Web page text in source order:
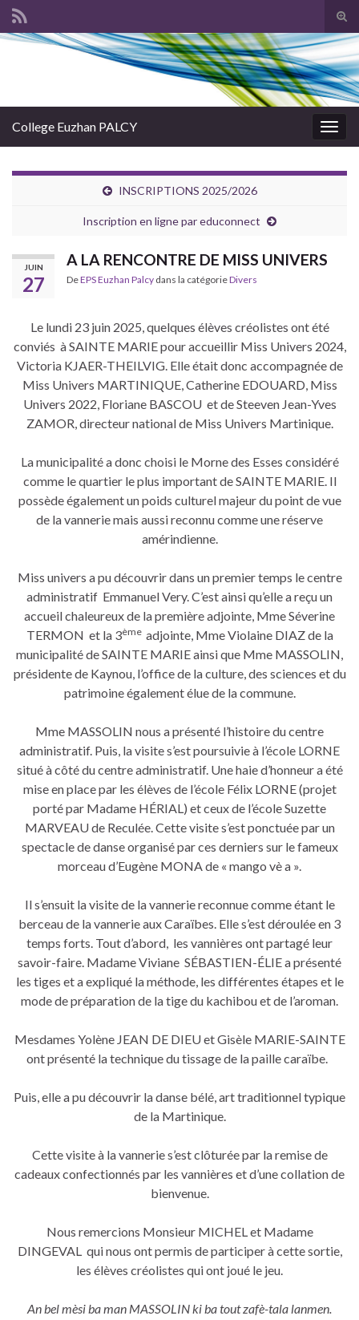
Search for:
College Euzhan PALCY
INSCRIPTIONS 2025/2026
Inscription en ligne par educonnect
JUIN
27
A LA RENCONTRE DE MISS UNIVERS
DeEPS Euzhan Palcy dans la catégorieDivers
Le lundi 23 juin 2025, quelques élèves créolistes ont été
conviés à SAINTE MARIE pour accueillir Miss Univers 2024,
Victoria KJAER-THEILVIG. Elle était donc accompagnée de
Miss Univers MARTINIQUE, Catherine EDOUARD, Miss
Univers 2022, Floriane BASCOU et de Steeven Jean-Yves
ZAMOR, directeur national de Miss Univers Martinique.
La municipalité a donc choisi le Morne des Esses considéré
comme le quartier le plus important de SAINTE MARIE. Il
possède également un poids culturel majeur du point de vue
de la vannerie mais aussi reconnu comme une réserve
amérindienne.
Miss univers a pu découvrir dans un premier temps le centre
administratif Emmanuel Very. C’est ainsi qu’elle a reçu un
accueil chaleureux de la première adjointe, Mme Séverine
TERMON et la 3ème adjointe, Mme Violaine DIAZ de la
municipalité de SAINTE MARIE ainsi que Mme MASSOLIN,
présidente de Kaynou, l’office de la culture, des sciences et du
patrimoine également élue de la commune.
Mme MASSOLIN nous a présenté l’histoire du centre
administratif. Puis, la visite s’est poursuivie à l’école LORNE
situé à côté du centre administratif. Une haie d’honneur a été
mise en place par les élèves de l’école Félix LORNE (projet
porté par Madame HÉRIAL) et ceux de l’école Suzette
MARVEAU de Reculée. Cette visite s’est ponctuée par un
spectacle de danse organisé par ces derniers sur le fameux
morceau d’Eugène MONA de « mango vè a ».
Il s’ensuit la visite de la vannerie reconnue comme étant le
berceau de la vannerie aux Caraïbes. Elle s’est déroulée en 3
temps forts. Tout d’abord, les vannières ont partagé leur
savoir-faire. Madame Viviane SÉBASTIEN-ÉLIE a présenté
les tiges et a expliqué la méthode, les différentes étapes et le
mode de préparation de la tige du kachibou et de l’aroman.
Mesdames Yolène JEAN DE DIEU et Gisèle MARIE-SAINTE
ont présenté la technique du tissage de la paille caraïbe.
Puis, elle a pu découvrir la danse bélé, art traditionnel typique
de la Martinique.
Cette visite à la vannerie s’est clôturée par la remise de
cadeaux confectionnés par les vannières et d’une collation de
bienvenue.
Nous remercions Monsieur MICHEL et Madame
DINGEVAL qui nous ont permis de participer à cette sortie,
les élèves créolistes qui ont joué le jeu.
An bel mèsi ba man MASSOLIN ki ba tout zafè-tala lanmen.